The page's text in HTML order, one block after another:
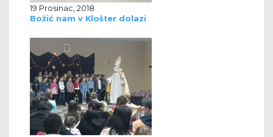
19 Prosinac, 2018
Božić nam v Klošter dolazi